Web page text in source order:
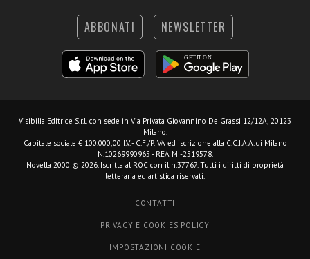
ABBONATI NEWSLETTER
Visibilia Editrice S.r.l. con sede in Via Privata Giovannino De Grassi 12/12A, 20123
Milano.
Capitale sociale € 100.000,00 I.V. - C.F./P.IVA ed iscrizione alla C.C.I.A.A. di Milano
N.10269990965 - REA MI-2519578.
Novella 2000 © 2026. Iscritta al ROC con il n.37767. Tutti i diritti di proprietà
letteraria ed artistica riservati.
CONTATTI
PRIVACY E COOKIES POLICY
IMPOSTAZIONI COOKIE